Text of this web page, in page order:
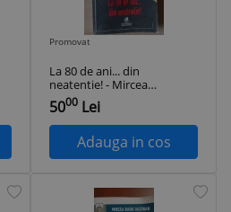
Promovat
La 80 de ani... din
neatentie! - Mircea
Radu Iacoban
5000 Lei
Adauga in cos